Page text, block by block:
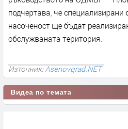
подчертава, че специализирани
насоченост ще бъдат
обслужваната територия.
Източник:Asenovgrad.NET
Видеа по темата